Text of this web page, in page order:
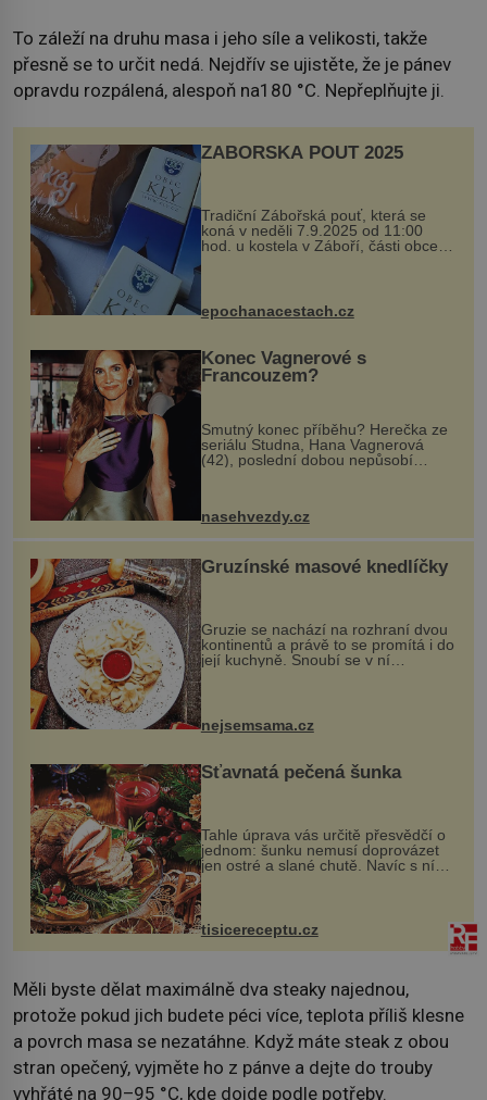
To záleží na druhu masa i jeho síle a velikosti, takže
přesně se to určit nedá. Nejdřív se ujistěte, že je pánev
opravdu rozpálená, alespoň na180 °C. Nepřeplňujte ji.
ZÁBOŘSKÁ POUŤ 2025
Tradiční Zábořská pouť, která se
koná v neděli 7.9.2025 od 11:00
hod. u kostela v Záboří, části obce
Kly u Mělníka. V programu naleznete
komentovanou prohlídku kostela,
epochanacestach.cz
Konec Vagnerové s
Francouzem?
Smutný konec příběhu? Herečka ze
seriálu Studna, Hana Vagnerová
(42), poslední dobou nepůsobí
nasehvezdy.cz
Gruzínské masové knedlíčky
Gruzie se nachází na rozhraní dvou
kontinentů a právě to se promítá i do
její kuchyně. Snoubí se v ní
evropské a asijské chutě a díky tomu
pokrmy, které rozhodně st...
nejsemsama.cz
Šťavnatá pečená šunka
Tahle úprava vás určitě přesvědčí o
jednom: šunku nemusí doprovázet
jen ostré a slané chutě. Navíc s ní
nakrmíte poměrně hodně hladových
krků. Ingredience sádlo 3 kg šunky
vcelku 3 stroužky česneku hl...
tisicereceptu.cz
Měli byste dělat maximálně dva steaky najednou,
protože pokud jich budete péci více, teplota příliš klesne
a povrch masa se nezatáhne. Když máte steak z obou
stran opečený, vyjměte ho z pánve a dejte do trouby
vyhřáté na 90–95 °C, kde dojde podle potřeby.